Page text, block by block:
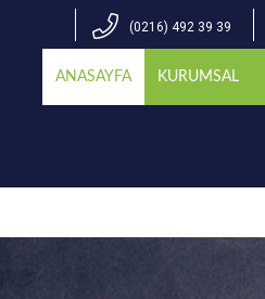
(0216) 492 39 39
ANASAYFA KURUMSAL